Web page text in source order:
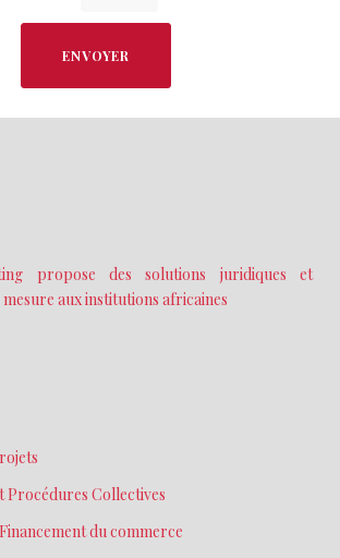
ENVOYER
propose des solutions juridiques et
aux institutions africaines
Procédures Collectives
du commerce